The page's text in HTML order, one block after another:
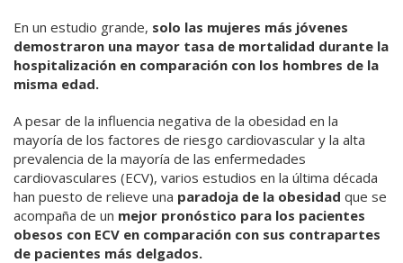
En un estudio grande, solo las mujeres más jóvenes
demostraron una mayor tasa de mortalidad durante la
hospitalización en comparación con los hombres de la
misma edad.
A pesar de la influencia negativa de la obesidad en la
mayoría de los factores de riesgo cardiovascular y la alta
prevalencia de la mayoría de las enfermedades
cardiovasculares (ECV), varios estudios en la última década
han puesto de relieve una paradoja de la obesidad que se
acompaña de un mejor pronóstico para los pacientes
obesos con ECV en comparación con sus contrapartes
de pacientes más delgados.